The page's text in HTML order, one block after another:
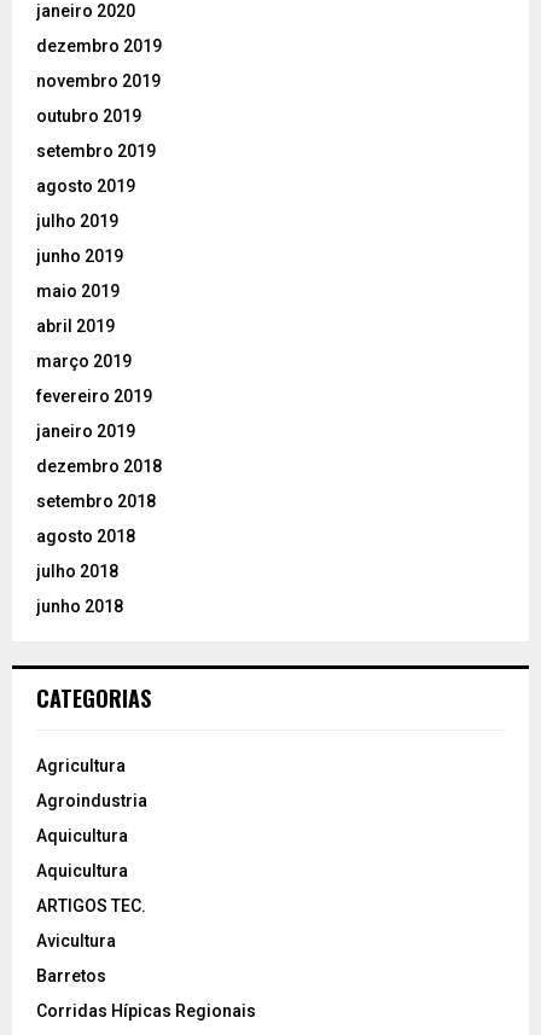
janeiro 2020
dezembro 2019
novembro 2019
outubro 2019
setembro 2019
agosto 2019
julho 2019
junho 2019
maio 2019
abril 2019
março 2019
fevereiro 2019
janeiro 2019
dezembro 2018
setembro 2018
agosto 2018
julho 2018
junho 2018
CATEGORIAS
Agricultura
Agroindustria
Aquicultura
Aquicultura
ARTIGOS TEC.
Avicultura
Barretos
Corridas Hípicas Regionais